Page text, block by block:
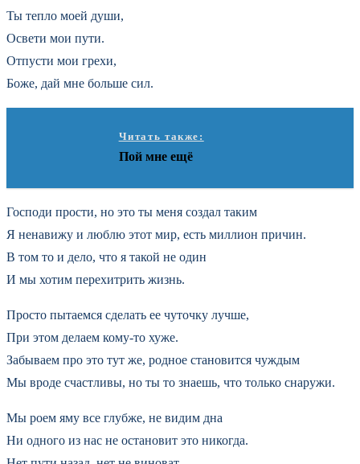
Ты тепло моей души,
Освети мои пути.
Отпусти мои грехи,
Боже, дай мне больше сил.
Читать также:
Пой мне ещё
Господи прости, но это ты меня создал таким
Я ненавижу и люблю этот мир, есть миллион причин.
В том то и дело, что я такой не один
И мы хотим перехитрить жизнь.
Просто пытаемся сделать ее чуточку лучше,
При этом делаем кому-то хуже.
Забываем про это тут же, родное становится чуждым
Мы вроде счастливы, но ты то знаешь, что только снаружи.
Мы роем яму все глубже, не видим дна
Ни одного из нас не остановит это никогда.